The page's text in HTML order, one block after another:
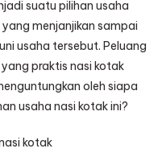
suatu pilihan usaha
menjanjikan sampai
usaha tersebut. Peluang
praktis nasi kotak
oleh siapa
usaha nasi kotak ini?
kotak